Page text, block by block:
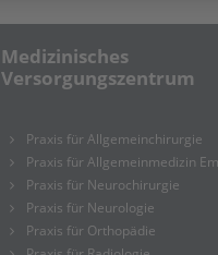
Medizinisches
Versorgungszentrum
Praxis für Allgemeinchirurgie
Praxis für Allgemeinmedizin
Praxis für Neurochirurgie
Praxis für Neurologie
Praxis für Orthopädie